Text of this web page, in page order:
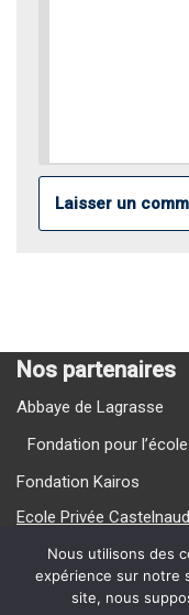
Nos partenaires
Abbaye de Lagrasse
Fondation pour l’école
Fondation Kairos
Ecole Privée
Ecole Privée
Nos Vidéos
Nous utilisons des
expérience sur notre
site, nous